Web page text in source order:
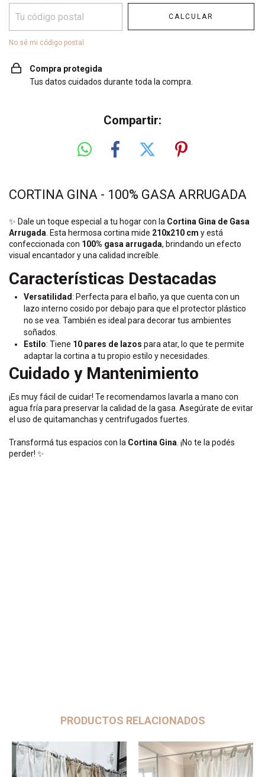
CALCULAR
No sé mi código postal
Compra protegida
Tus datos cuidados durante toda la compra.
Compartir:
CORTINA GINA - 100% GASA ARRUGADA
✨ Dale un toque especial a tu hogar con la Cortina Gina de Gasa
Arrugada . Esta hermosa cortina mide 210x210 cm y está
confeccionada con 100% gasa arrugada, brindando un efecto
visual encantador y una calidad increíble.
Características Destacadas
Versatilidad: Perfecta para el baño, ya que cuenta con un
lazo interno cosido por debajo para que el protector plástico
no se vea. También es ideal para decorar tus ambientes
soñados.
Estilo: Tiene 10 pares de lazos para atar, lo que te permite
adaptar la cortina a tu propio estilo y necesidades.
Cuidado y Mantenimiento
¡Es muy fácil de cuidar! Te recomendamos lavarla a mano con
agua fría para preservar la calidad de la gasa. Asegúrate de evitar
el uso de quitamanchas y centrifugados fuertes.
Transformá tus espacios con la Cortina Gina . ¡No te la podés
perder! ✨
PRODUCTOS RELACIONADOS